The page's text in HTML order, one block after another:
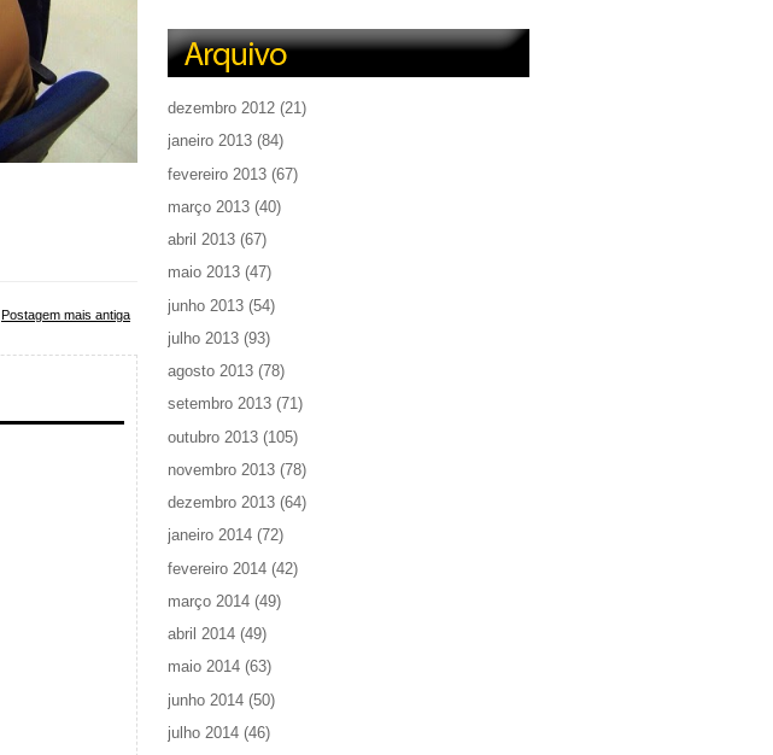
Postagem mais antiga
dezembro 2012 (21)
janeiro 2013 (84)
fevereiro 2013 (67)
março 2013 (40)
abril 2013 (67)
maio 2013 (47)
junho 2013 (54)
julho 2013 (93)
agosto 2013 (78)
setembro 2013 (71)
outubro 2013 (105)
novembro 2013 (78)
dezembro 2013 (64)
janeiro 2014 (72)
fevereiro 2014 (42)
março 2014 (49)
abril 2014 (49)
maio 2014 (63)
junho 2014 (50)
julho 2014 (46)